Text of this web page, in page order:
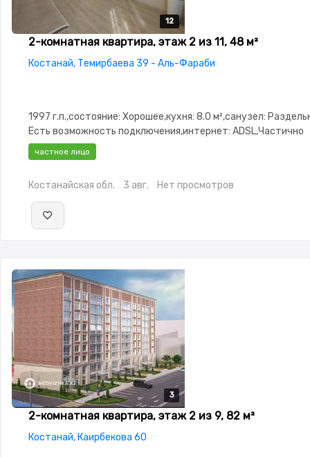
12
12
12
12
12
2-комнатная квартира, этаж 2 из 11, 48 м²
Костанай, Темирбаева 39 - Аль-Фараби
1997 г.п.,состояние: Хорошее,кухня: 8.0 м²,санузел:
Есть возможность подключения,интернет: ADSL,Частично
меблирована,Частично меблирована,Решетки на
окнах,Домофон,Улучшенная,Комнаты изолированы,Тихий
частное лицо
Костанайская обл. 3 авг. Нет просмотров
3
3
3
2-комнатная квартира, этаж 2 из 9, 82 м²
Костанай, Каирбекова 60